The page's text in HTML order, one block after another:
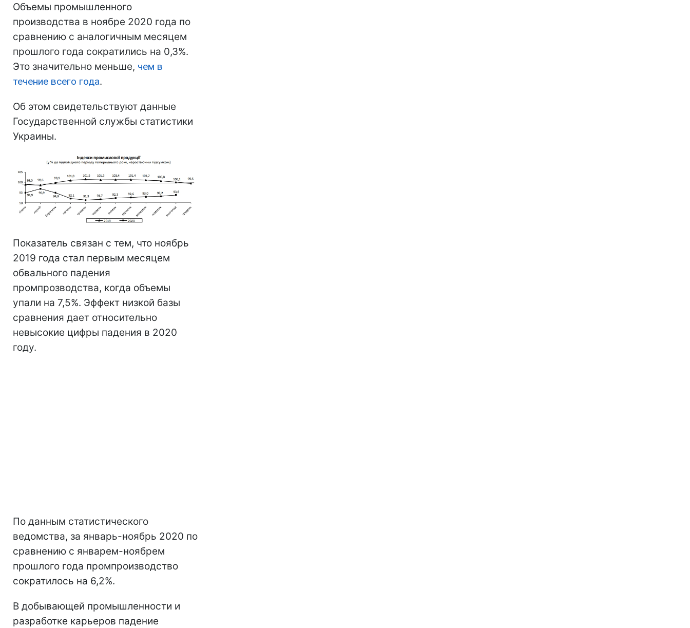
Объемы промышленного
производства в ноябре 2020 года по
сравнению с аналогичным месяцем
прошлого года сократились на 0,3%.
Это значительно меньше, чем в
течение всего года.
Об этом свидетельствуют данные
Государственной службы статистики
Украины.
Показатель связан с тем, что ноябрь
2019 года стал первым месяцем
обвального падения
промпрозводства, когда объемы
упали на 7,5%. Эффект низкой базы
сравнения дает относительно
невысокие цифры падения в 2020
году.
По данным статистического
ведомства, за январь-ноябрь 2020 по
сравнению с январем-ноябрем
прошлого года промпроизводство
сократилось на 6,2%.
В добывающей промышленности и
разработке карьеров падение